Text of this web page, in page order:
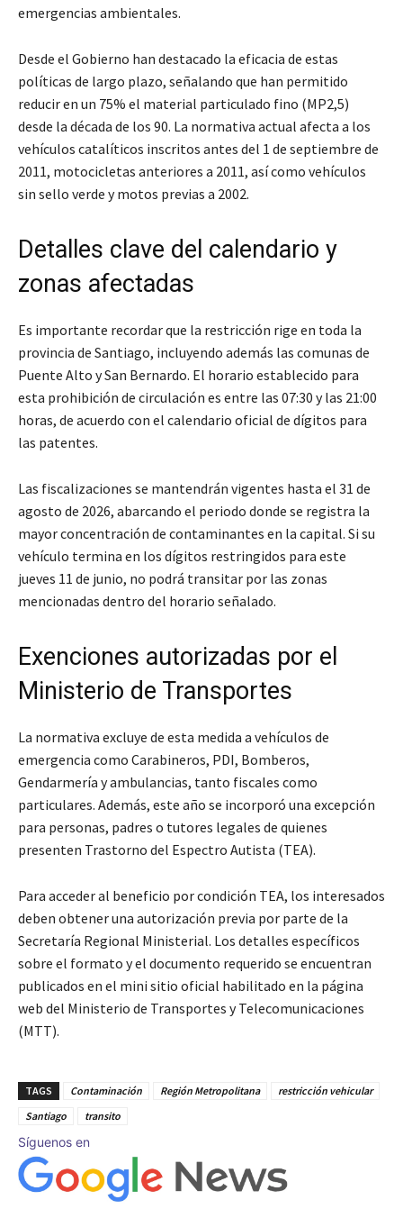
emergencias ambientales.
Desde el Gobierno han destacado la eficacia de estas
políticas de largo plazo, señalando que han permitido
reducir en un 75% el material particulado fino (MP2,5)
desde la década de los 90. La normativa actual afecta a los
vehículos catalíticos inscritos antes del 1 de septiembre de
2011, motocicletas anteriores a 2011, así como vehículos
sin sello verde y motos previas a 2002.
Detalles clave del calendario y
zonas afectadas
Es importante recordar que la restricción rige en toda la
provincia de Santiago, incluyendo además las comunas de
Puente Alto y San Bernardo. El horario establecido para
esta prohibición de circulación es entre las 07:30 y las 21:00
horas, de acuerdo con el calendario oficial de dígitos para
las patentes.
Las fiscalizaciones se mantendrán vigentes hasta el 31 de
agosto de 2026, abarcando el periodo donde se registra la
mayor concentración de contaminantes en la capital. Si su
vehículo termina en los dígitos restringidos para este
jueves 11 de junio, no podrá transitar por las zonas
mencionadas dentro del horario señalado.
Exenciones autorizadas por el
Ministerio de Transportes
La normativa excluye de esta medida a vehículos de
emergencia como Carabineros, PDI, Bomberos,
Gendarmería y ambulancias, tanto fiscales como
particulares. Además, este año se incorporó una excepción
para personas, padres o tutores legales de quienes
presenten Trastorno del Espectro Autista (TEA).
Para acceder al beneficio por condición TEA, los interesados
deben obtener una autorización previa por parte de la
Secretaría Regional Ministerial. Los detalles específicos
sobre el formato y el documento requerido se encuentran
publicados en el mini sitio oficial habilitado en la página
web del Ministerio de Transportes y Telecomunicaciones
(MTT).
TAGS Contaminación Región Metropolitana
restricción vehicular
Santiago
transito
Síguenos en